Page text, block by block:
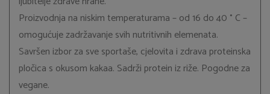
Proizvodnja na niskim temperaturama – od 16 do 40 ° C –
omogućuje zadržavanje svih nutritivnih elemenata.
Savršen izbor za sve sportaše, cjelovita i zdrava proteinska
pločica s okusom kakaa. Sadrži protein iz riže. Pogodne za
vegane.